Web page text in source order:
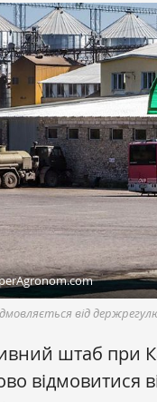
від
штаб при
відмовитися